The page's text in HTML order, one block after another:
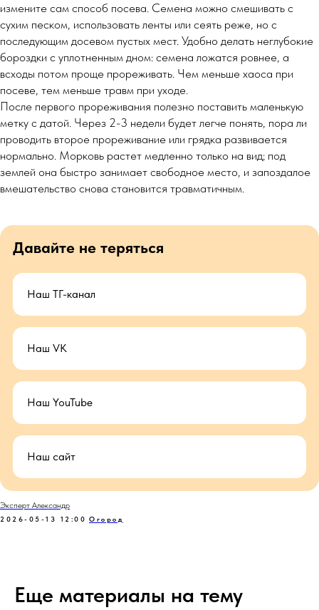
измените сам способ посева. Семена можно смешивать с
сухим песком, использовать ленты или сеять реже, но с
последующим досевом пустых мест. Удобно делать неглубокие
бороздки с уплотненным дном: семена ложатся ровнее, а
всходы потом проще прореживать. Чем меньше хаоса при
посеве, тем меньше травм при уходе.
После первого прореживания полезно поставить маленькую
метку с датой. Через 2-3 недели будет легче понять, пора ли
проводить второе прореживание или грядка развивается
нормально. Морковь растет медленно только на вид; под
землей она быстро занимает свободное место, и запоздалое
вмешательство снова становится травматичным.
Давайте не теряться
Наш ТГ-канал
Наш VK
Наш YouTube
Наш сайт
Эксперт Александр
2026-05-13 12:00 Огород
Еще материалы на тему